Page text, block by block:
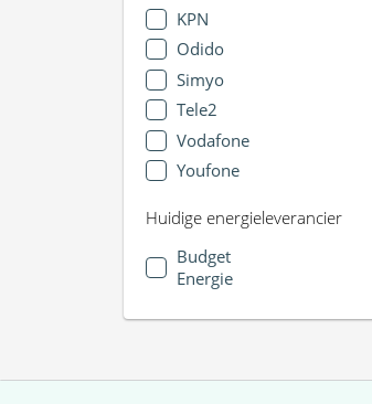
KPN
Odido
Simyo
Tele2
Vodafone
Youfone
Huidige energieleverancier
Budget
Energie